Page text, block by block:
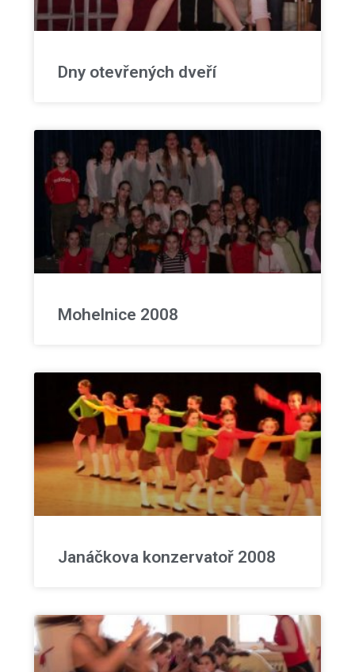
Dny otevřených dveří
Mohelnice 2008
Janáčkova konzervatoř 2008